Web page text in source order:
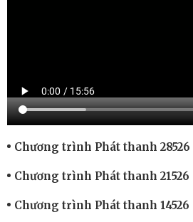
Chương trình Phát thanh 28526
Chương trình Phát thanh 21526
Chương trình Phát thanh 14526